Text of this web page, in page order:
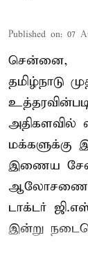
Published on: 07
சென்னை,
தமிழ்நாடு
அதிகளவில்
மக்களுக்கு
இணைய
ஆலோசணைக்
டாக்டர்
இன்று